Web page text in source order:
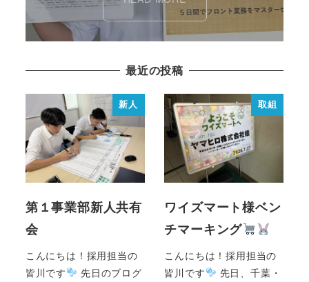
最近の投稿
新人
第１事業部新人共有
会
こんにちは！採用担当の
皆川です
先日のブログ
取組
ワイズマート様ベン
チマーキング
こんにちは！採用担当の
皆川です
先日、千葉・